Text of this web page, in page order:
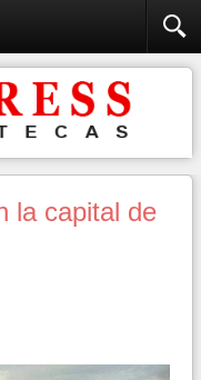
la capital de